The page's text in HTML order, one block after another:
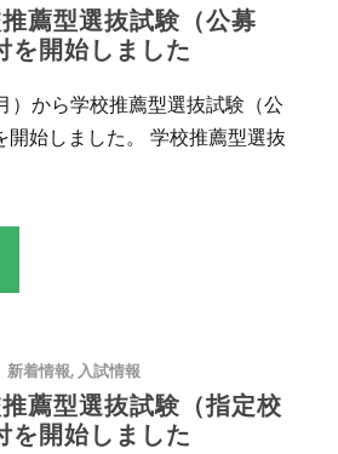
薦型選抜試験（公募
を開始しました
）から学校推薦型選抜試験（公
開始しました。 学校推薦型選抜
新着情報,入試情報
薦型選抜試験（指定校
を開始しました